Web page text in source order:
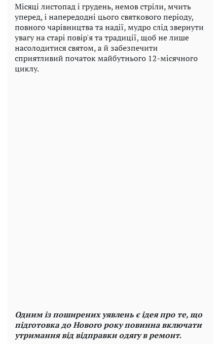
Місяці листопад і грудень, немов стріли, мчить
уперед, і напередодні цього святкового періоду,
повного чарівництва та надії, мудро слід звернути
увагу на старі повір'я та традиції, щоб не лише
насолодитися святом, а й забезпечити
сприятливий початок майбутнього 12-місячного
циклу.
Одним із поширених уявлень є ідея про те, що
підготовка до Нового року повинна включати
утримання від відправки одягу в ремонт.